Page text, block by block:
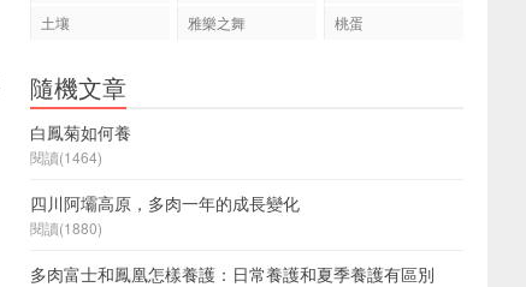
土壤
雅樂之舞 桃蛋
隨機文章
白鳳菊如何養
閱讀(1464)
四川阿壩高原，多肉一年的成長變化
閱讀(1880)
多肉富士和鳳凰怎樣養護：日常養護和夏季養護有區別